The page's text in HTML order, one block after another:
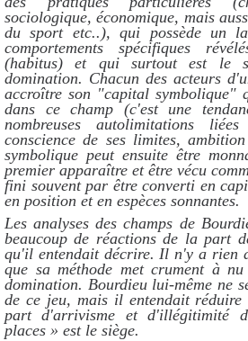
sociologique, économique, mais
du sport etc..), qui possède un
comportements spécifiques
(habitus) et qui surtout est le
domination. Chacun des acteurs
accroître son "capital symbolique"
dans ce champ (c'est une
nombreuses autolimitations
conscience de ses limites,
symbolique peut ensuite être
premier apparaître et être vécu
fini souvent par être converti en
en position et en espèces sonnantes.
Les analyses des champs de
beaucoup de réactions de la part
qu'il entendait décrire. Il n'y a rien
que sa méthode met crument à
domination. Bourdieu lui-même ne
de ce jeu, mais il entendait
part d'arrivisme et d'illégitimité
places » est le siège.